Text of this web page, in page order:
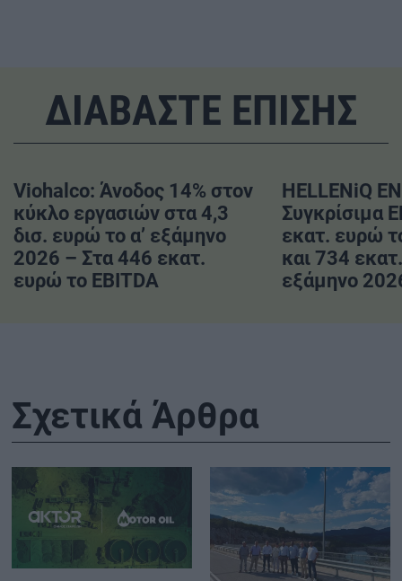
ΔΙΑΒΑΣΤΕ ΕΠΙΣΗΣ
Viohalco: Άνοδος 14% στον
κύκλο εργασιών στα 4,3
δισ. ευρώ το α’ εξάμηνο
2026 – Στα 446 εκατ.
ευρώ το EBITDA
HELLENiQ
Συγκρίσιμα
εκατ. ευρώ
και 734
εξάμηνο
Σχετικά Άρθρα